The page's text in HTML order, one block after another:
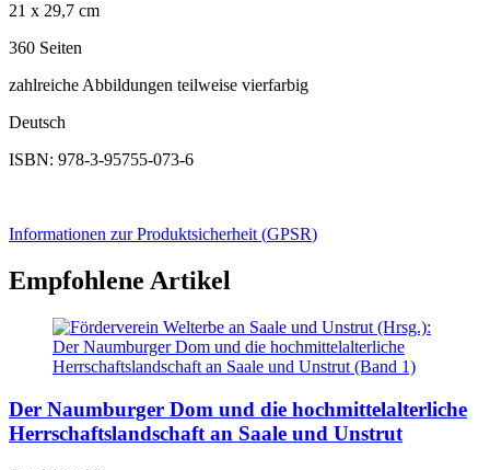
21 x 29,7 cm
360 Seiten
zahlreiche Abbildungen teilweise vierfarbig
Deutsch
ISBN: 978-3-95755-073-6
Informationen zur Produktsicherheit (GPSR)
Empfohlene Artikel
Der Naumburger Dom und die hochmittelalterliche
Herrschaftslandschaft an Saale und Unstrut